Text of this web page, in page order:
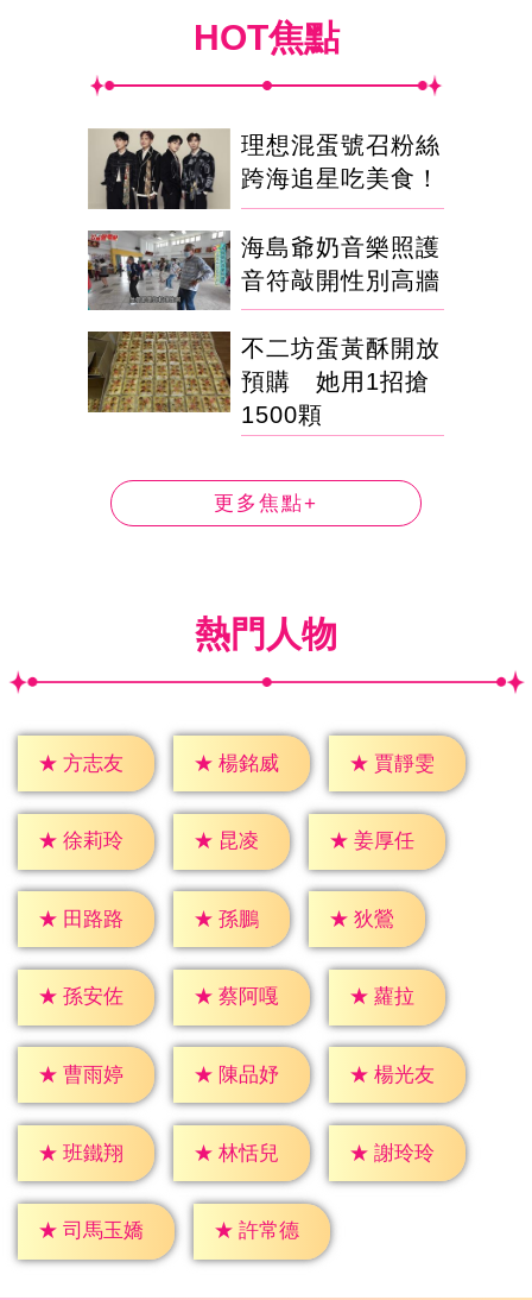
HOT焦點
理想混蛋號召粉絲
跨海追星吃美食！
海島爺奶音樂照護
音符敲開性別高牆
不二坊蛋黃酥開放
預購 她用1招搶
1500顆
更多焦點+
熱門人物
★ 方志友 ★ 楊銘威 ★ 賈靜雯
★ 徐莉玲 ★ 昆凌 ★ 姜厚任
★ 田路路 ★ 孫鵬 ★ 狄鶯
★ 孫安佐 ★ 蔡阿嘎 ★ 蘿拉
★ 曹雨婷 ★ 陳品妤 ★ 楊光友
★ 班鐵翔 ★ 林恬兒 ★ 謝玲玲
★ 司馬玉嬌 ★ 許常德